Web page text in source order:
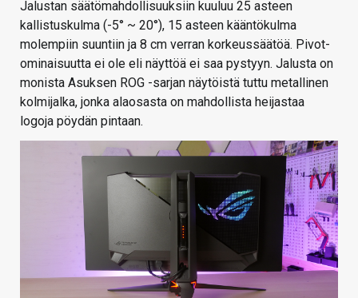
Jalustan säätömahdollisuuksiin kuuluu 25 asteen
kallistuskulma (-5° ~ 20°), 15 asteen kääntökulma
molempiin suuntiin ja 8 cm verran korkeussäätöä. Pivot-
ominaisuutta ei ole eli näyttöä ei saa pystyyn. Jalusta on
monista Asuksen ROG -sarjan näytöistä tuttu metallinen
kolmijalka, jonka alaosasta on mahdollista heijastaa
logoja pöydän pintaan.